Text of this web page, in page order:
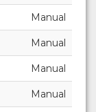
Manual
Manual
Manual
Manual